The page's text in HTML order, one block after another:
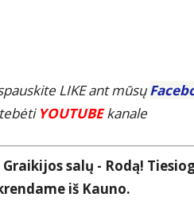
LIKE ant mūsų
YOUTUBEkanale
salų - Rodą!
iš Kauno.